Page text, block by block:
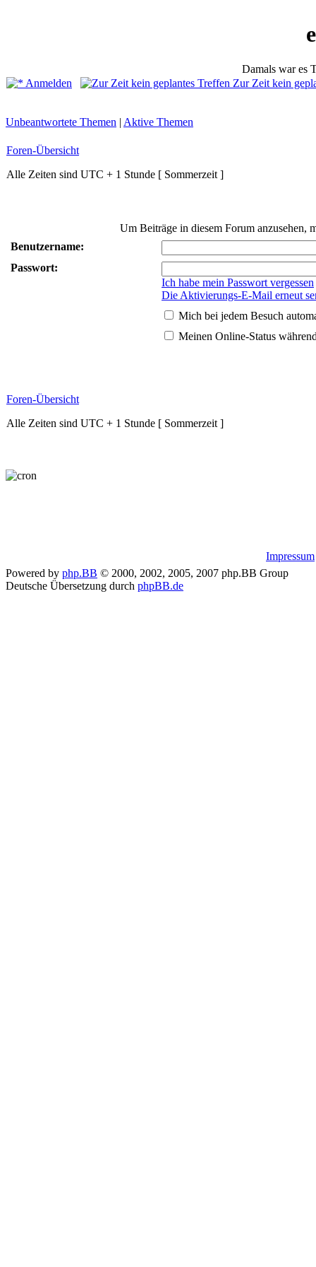
Damals war es
Anmelden
Zur Zeit kein
Unbeantwortete Themen | Aktive Themen
Foren-Übersicht
Alle Zeiten sind UTC + 1 Stunde [ Sommerzeit ]
Um Beiträge in diesem Forum anzusehen,
Benutzername:
Passwort:
Ich habe mein Passwort vergessen
Die Aktivierungs-E-Mail erneut
Mich bei jedem Besuch
Meinen Online-Status
Foren-Übersicht
Alle Zeiten sind UTC + 1 Stunde [ Sommerzeit ]
Impressum
Powered by php.BB © 2000, 2002, 2005, 2007 php.BB Group
Deutsche Übersetzung durch phpBB.de